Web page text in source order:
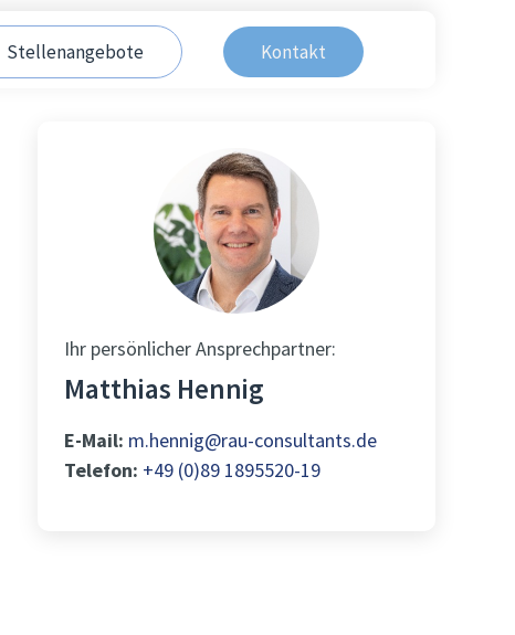
Stellenangebote Kontakt
Ihr persönlicher Ansprechpartner:
Matthias Hennig
E-Mail: m.hennig@rau-consultants.de
Telefon: +49 (0)89 1895520-19